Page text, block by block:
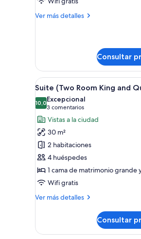
Double
Queen
Ver más detalles
Más
Double
Queen
-
14)
Consultar
Abrir
todas
las
fotos
de
Suite
(Two
Room
King
and
Queen
15)
6
Suite (Two Room King and
10,010,0 de 10
Excepcional
3 comentarios
(3 comentarios)
Vistas a la ciudad
30 m²
2 habitaciones
4 huéspedes
1 cama de matrimonio grande
Wifi gratis
Ver más detalles
Más
(Two
Consultar